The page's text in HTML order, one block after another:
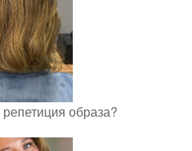
образа?